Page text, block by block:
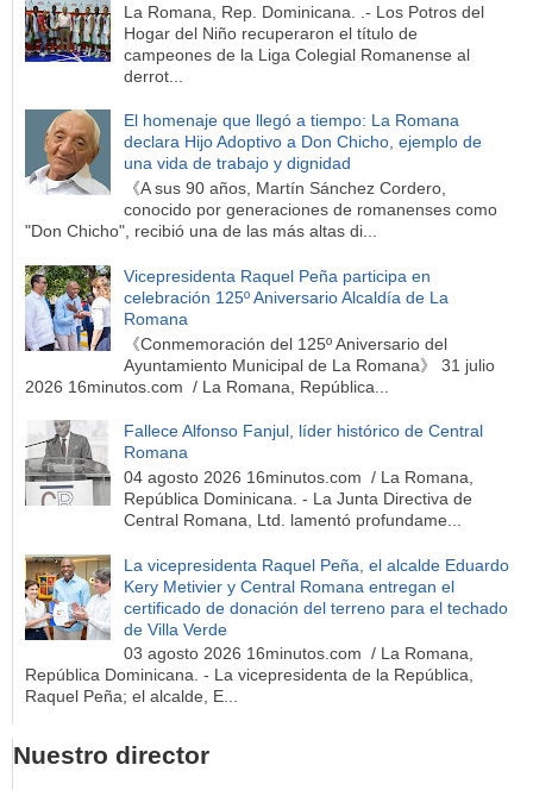
La Romana, Rep. Dominicana. .- Los Potros del
Hogar del Niño recuperaron el título de
campeones de la Liga Colegial Romanense al
derrot...
El homenaje que llegó a tiempo: La Romana
declara Hijo Adoptivo a Don Chicho, ejemplo de
una vida de trabajo y dignidad
《A sus 90 años, Martín Sánchez Cordero,
conocido por generaciones de romanenses como
"Don Chicho", recibió una de las más altas di...
Vicepresidenta Raquel Peña participa en
celebración 125º Aniversario Alcaldía de La
Romana
《Conmemoración del 125º Aniversario del
Ayuntamiento Municipal de La Romana》 31 julio
2026 16minutos.com / La Romana, República...
Fallece Alfonso Fanjul, líder histórico de Central
Romana
04 agosto 2026 16minutos.com / La Romana,
República Dominicana. - La Junta Directiva de
Central Romana, Ltd. lamentó profundame...
La vicepresidenta Raquel Peña, el alcalde Eduardo
Kery Metivier y Central Romana entregan el
certificado de donación del terreno para el techado
de Villa Verde
03 agosto 2026 16minutos.com / La Romana,
República Dominicana. - La vicepresidenta de la República,
Raquel Peña; el alcalde, E...
Nuestro director